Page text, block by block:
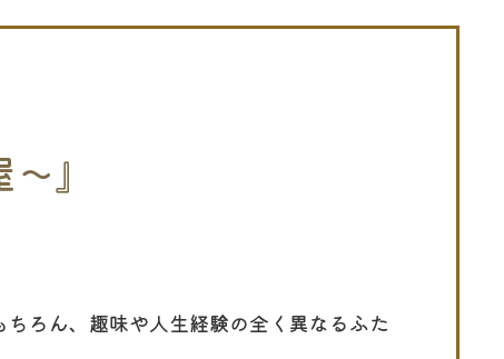
』
ん、趣味や人生経験の全く異なるふた